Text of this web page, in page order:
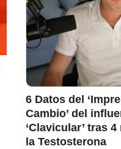
6 Datos del
Cambio’ del
‘Clavicular’ tras
la Testosterona